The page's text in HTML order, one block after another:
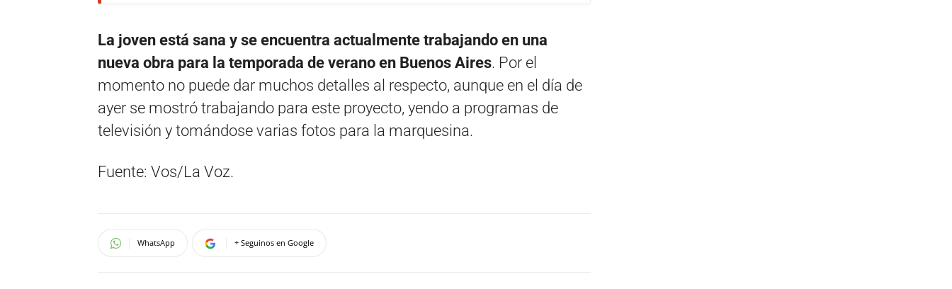
La joven está sana y se encuentra actualmente trabajando en una
nueva obra para la temporada de verano en Buenos Aires. Por el
momento no puede dar muchos detalles al respecto, aunque en el día de
ayer se mostró trabajando para este proyecto, yendo a programas de
televisión y tomándose varias fotos para la marquesina.
Fuente: Vos/La Voz.
WhatsApp + Seguinos en Google